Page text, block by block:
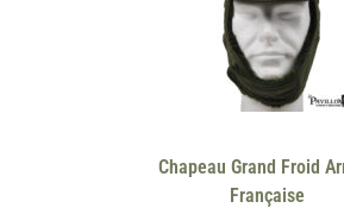
Chapeau Grand Froid
Française